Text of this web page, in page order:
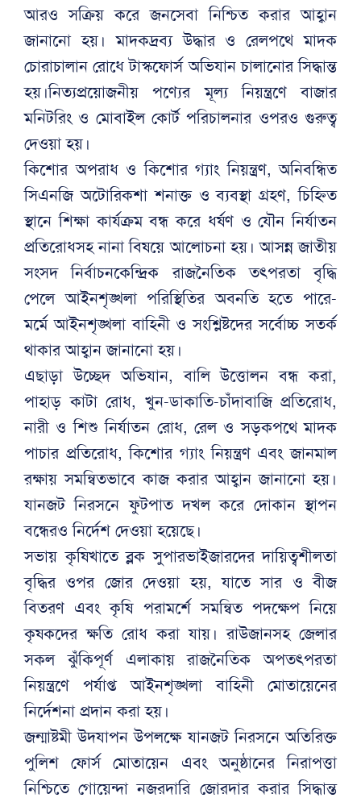
আরও সক্রিয় করে জনসেবা নিশ্চিত করার আহ্বান
জানানো হয়। মাদকদ্রব্য উদ্ধার ও রেলপথে মাদক
চোরাচালান রোধে টাস্কফোর্স অভিযান চালানোর সিদ্ধান্ত
হয়।নিত্যপ্রয়োজনীয় পণ্যের মূল্য নিয়ন্ত্রণে বাজার
মনিটরিং ও মোবাইল কোর্ট পরিচালনার ওপরও গুরুত্ব
দেওয়া হয়।
কিশোর অপরাধ ও কিশোর গ্যাং নিয়ন্ত্রণ, অনিবন্ধিত
সিএনজি অটোরিকশা শনাক্ত ও ব্যবস্থা গ্রহণ, চিহ্নিত
স্থানে শিক্ষা কার্যক্রম বন্ধ করে ধর্ষণ ও যৌন নির্যাতন
প্রতিরোধসহ নানা বিষয়ে আলোচনা হয়। আসন্ন জাতীয়
সংসদ নির্বাচনকেন্দ্রিক রাজনৈতিক তৎপরতা বৃদ্ধি
পেলে আইনশৃঙ্খলা পরিস্থিতির অবনতি হতে পারে-
মর্মে আইনশৃঙ্খলা বাহিনী ও সংশ্লিষ্টদের সর্বোচ্চ সতর্ক
থাকার আহ্বান জানানো হয়।
এছাড়া উচ্ছেদ অভিযান, বালি উত্তোলন বন্ধ করা,
পাহাড় কাটা রোধ, খুন-ডাকাতি-চাঁদাবাজি প্রতিরোধ,
নারী ও শিশু নির্যাতন রোধ, রেল ও সড়কপথে মাদক
পাচার প্রতিরোধ, কিশোর গ্যাং নিয়ন্ত্রণ এবং জানমাল
রক্ষায় সমন্বিতভাবে কাজ করার আহ্বান জানানো হয়।
যানজট নিরসনে ফুটপাত দখল করে দোকান স্থাপন
বন্ধেরও নির্দেশ দেওয়া হয়েছে।
সভায় কৃষিখাতে ব্লক সুপারভাইজারদের দায়িত্বশীলতা
বৃদ্ধির ওপর জোর দেওয়া হয়, যাতে সার ও বীজ
বিতরণ এবং কৃষি পরামর্শে সমন্বিত পদক্ষেপ নিয়ে
কৃষকদের ক্ষতি রোধ করা যায়। রাউজানসহ জেলার
সকল ঝুঁকিপূর্ণ এলাকায় রাজনৈতিক অপতৎপরতা
নিয়ন্ত্রণে পর্যাপ্ত আইনশৃঙ্খলা বাহিনী মোতায়েনের
নির্দেশনা প্রদান করা হয়।
জন্মাষ্টমী উদযাপন উপলক্ষে যানজট নিরসনে অতিরিক্ত
পুলিশ ফোর্স মোতায়েন এবং অনুষ্ঠানের নিরাপত্তা
নিশ্চিতে গোয়েন্দা নজরদারি জোরদার করার সিদ্ধান্ত